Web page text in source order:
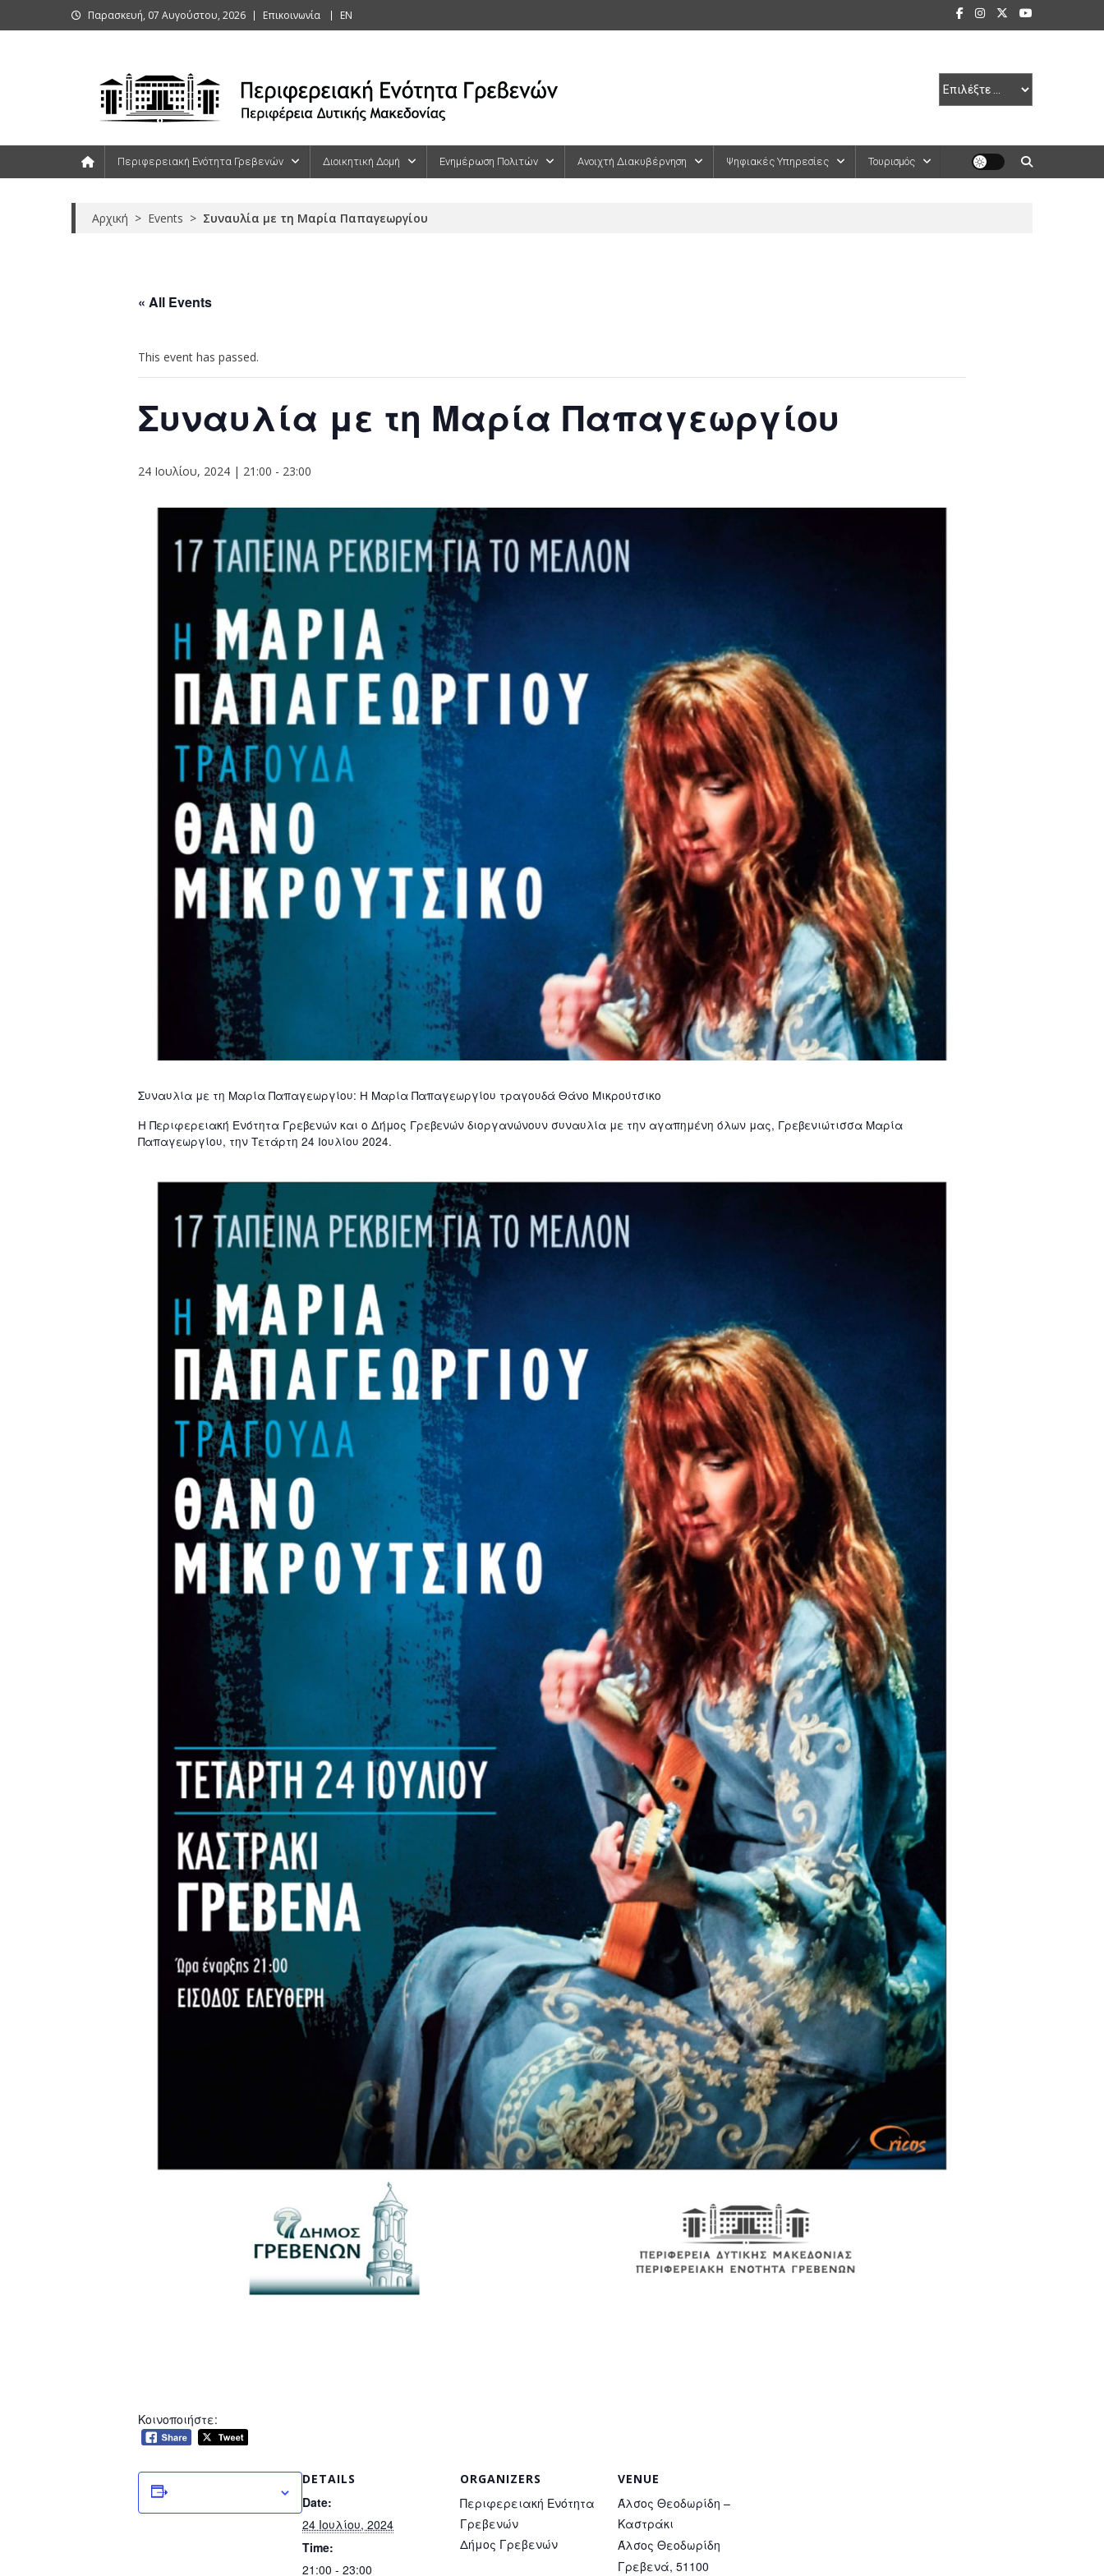
to
Παρασκευή, 07 Αυγούστου, 2026 Επικοινωνία ΕΝ
Περιφερειακή Ενότητα Γρεβενών Διοικητική Δομή Ενημέρωση Πολιτών Ανοιχτή Διακυβέρνηση Ψηφιακές Υπηρεσίες Τουρισμός
Αρχική > Events > Συναυλία με τη Μαρία Παπαγεωργίου
« All Events
This event has passed.
Συναυλία με τη Μαρία Παπαγεωργίου
24 Ιουλίου, 2024 | 21:00 - 23:00
Συναυλία με τη Μαρία Παπαγεωργίου: Η Μαρία Παπαγεωργίου τραγουδά Θάνο Μικρούτσικο
Η Περιφερειακή Ενότητα Γρεβενών και ο Δήμος Γρεβενών διοργανώνουν συναυλία με την αγαπημένη όλων μας, Γρεβενιώτισσα Μαρία
Παπαγεωργίου, την Τετάρτη 24 Ιουλίου 2024.
Κοινοποιήστε:
DETAILS
Date:
24 Ιουλίου, 2024
Time:
21:00 - 23:00
ORGANIZERS
Περιφερειακή Ενότητα
Γρεβενών
Δήμος Γρεβενών
VENUE
Άλσος Θεοδωρίδη –
Καστράκι
Άλσος Θεοδωρίδη
Γρεβενά, 51100